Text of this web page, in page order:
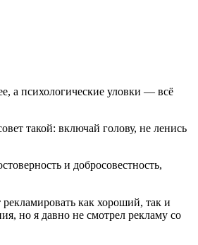
а психологические уловки — всё
такой: включай голову, не ленись
и добросовестность,
как хороший, так и
но я давно не смотрел рекламу со